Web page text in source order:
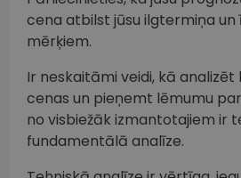
cena atbilst jūsu ilgtermiņa un
mērķiem.
Ir neskaitāmi veidi, kā
cenas un pieņemt lēmumu
no visbiežāk izmantotajiem ir
fundamentālā analīze.